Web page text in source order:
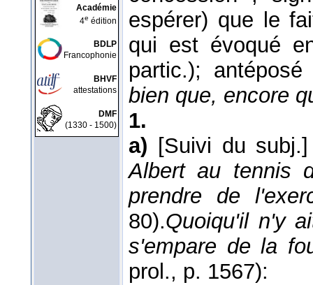
Académie
4e édition
BDLP
Francophonie
BHVF
attestations
DMF
(1330 - 1500)
espérer) que le
qui est évoqué
partic.);
bien que, encore
1.
a) [Suivi du subj.]
Albert au tennis
prendre de
80).Quoiqu'il n'y
s'empare de la
prol., p. 1567):